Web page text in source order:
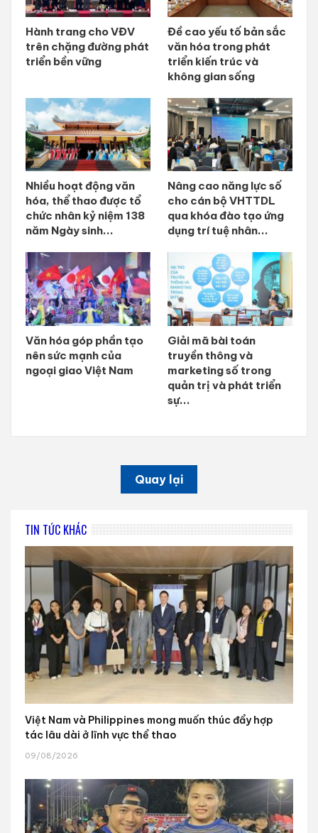
Hành trang cho VĐV
trên chặng đường phát
triển bền vững
Đề cao yếu tố bản sắc
văn hóa trong phát
triển kiến trúc và
không gian sống
Nhiều hoạt động văn
hóa, thể thao được tổ
chức nhân kỷ niệm 138
năm Ngày sinh...
Nâng cao năng lực số
cho cán bộ VHTTDL
qua khóa đào tạo ứng
dụng trí tuệ nhân...
Văn hóa góp phần tạo
nên sức mạnh của
ngoại giao Việt Nam
Giải mã bài toán
truyền thông và
marketing số trong
quản trị và phát triển
sự...
Quay lại
TIN TỨC KHÁC
Việt Nam và Philippines mong muốn thúc đẩy hợp
tác lâu dài ở lĩnh vực thể thao
09/08/2026